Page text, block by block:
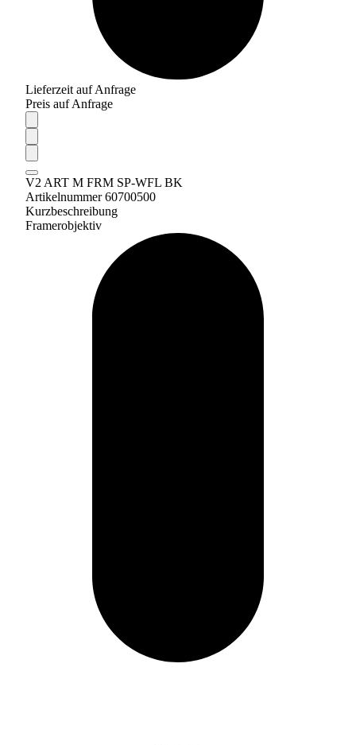
Lieferzeit auf Anfrage
Preis auf Anfrage
V2 ART M FRM SP-WFL BK
Artikelnummer 60700500
Kurzbeschreibung
Framerobjektiv